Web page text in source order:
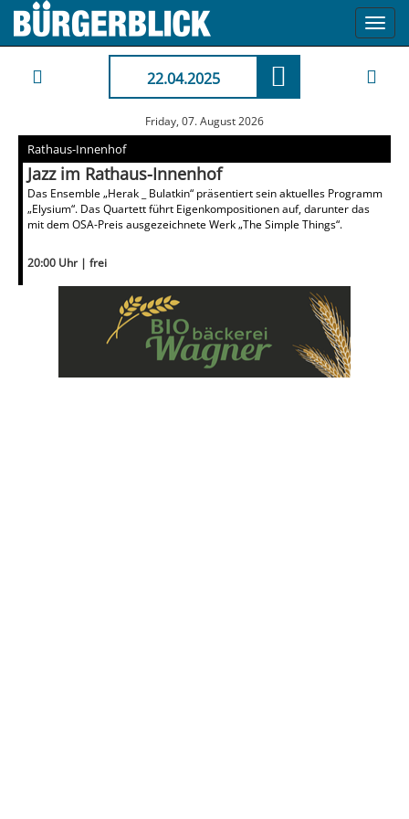
22.04.2025
Friday, 07. August 2026
Rathaus-Innenhof
Jazz im Rathaus-Innenhof
Das Ensemble „Herak _ Bulatkin“ präsentiert sein aktuelles Programm
„Elysium“. Das Quartett führt Eigenkompositionen auf, darunter das
mit dem OSA-Preis ausgezeichnete Werk „The Simple Things“.
20:00 Uhr | frei